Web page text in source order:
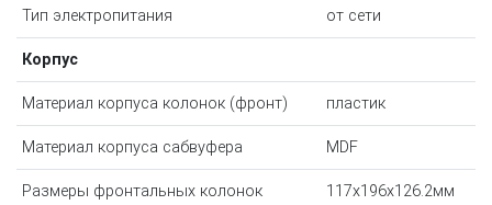
Тип электропитания от сети
Корпус
Материал корпуса колонок (фронт) пластик
Материал корпуса сабвуфера MDF
Размеры фронтальных колонок 117x196x126.2мм